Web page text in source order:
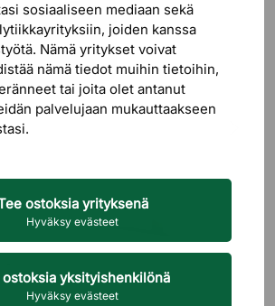
sosiaaliseen mediaan sekä
joiden kanssa
Nämä yritykset voivat
nämä tiedot muihin tietoihin,
tai joita olet antanut
palvelujaan mukauttaakseen
ostoksia yrityksenä
Hyväksy evästeet
ostoksia yksityishenkilönä
Hyväksy evästeet